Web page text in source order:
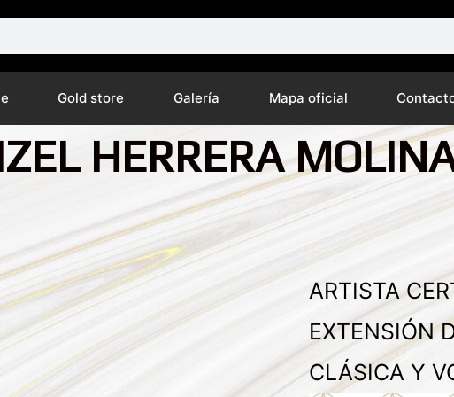
Gold store Galería Mapa oficial
HERRERA
ARTISTA
EXTENSIÓN
CLÁSICA Y